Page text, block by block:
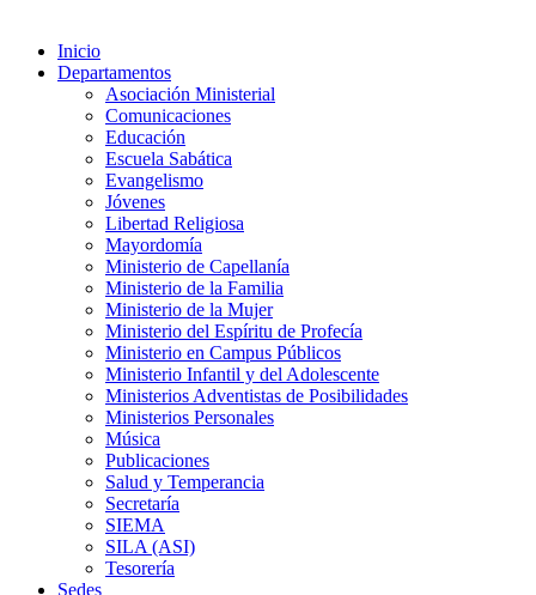
Inicio
Departamentos
Asociación Ministerial
Comunicaciones
Educación
Escuela Sabática
Evangelismo
Jóvenes
Libertad Religiosa
Mayordomía
Ministerio de Capellanía
Ministerio de la Familia
Ministerio de la Mujer
Ministerio del Espíritu de Profecía
Ministerio en Campus Públicos
Ministerio Infantil y del Adolescente
Ministerios Adventistas de Posibilidades
Ministerios Personales
Música
Publicaciones
Salud y Temperancia
Secretaría
SIEMA
SILA (ASI)
Tesorería
Sedes